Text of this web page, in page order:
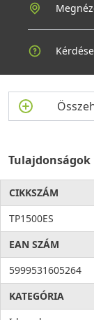
Tulajdonságok
CIKKSZÁM
TP1500ES
EAN SZÁM
5999531605264
KATEGÓRIA